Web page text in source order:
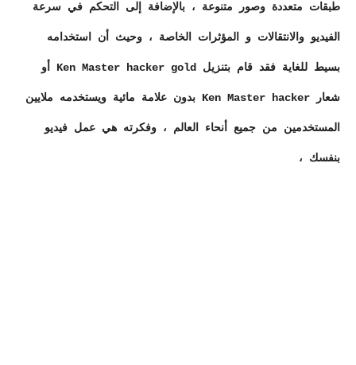
طبقات متعددة وصور متنوعة ، بالإضافة إلى التحكم في سرعة
الفيديو والانتقالات و المؤثرات الخاصة ، وحيث أن استخدامه
بسيط للغاية فقد قام بتنزيل Ken Master hacker gold أو
شعار Ken Master hacker بدون علامة مائية ويستخدمه ملايين
المستخدمين من جميع أنحاء العالم ، وفكرته هي عمل فيديو
بنفسك ،